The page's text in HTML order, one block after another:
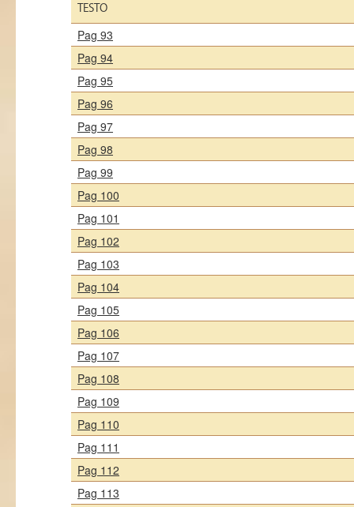
TESTO
Pag 93
Pag 94
Pag 95
Pag 96
Pag 97
Pag 98
Pag 99
Pag 100
Pag 101
Pag 102
Pag 103
Pag 104
Pag 105
Pag 106
Pag 107
Pag 108
Pag 109
Pag 110
Pag 111
Pag 112
Pag 113